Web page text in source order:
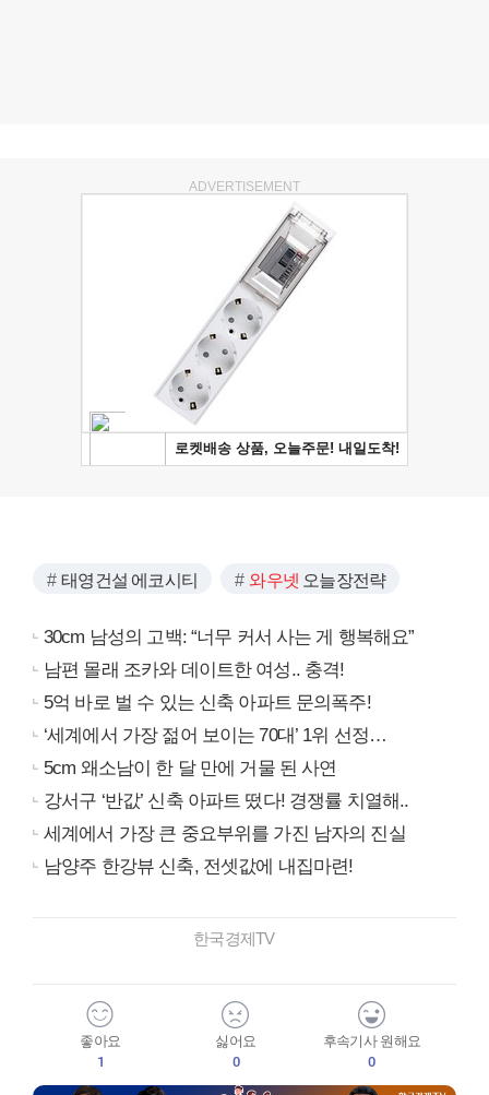
ADVERTISEMENT
태영건설 에코시티 와우넷 오늘장전략
30cm 남성의 고백: “너무 커서 사는 게 행복해요”
남편 몰래 조카와 데이트한 여성.. 충격!
5억 바로 벌 수 있는 신축 아파트 문의폭주!
‘세계에서 가장 젊어 보이는 70대’ 1위 선정…
5cm 왜소남이 한 달 만에 거물 된 사연
강서구 ‘반값’ 신축 아파트 떴다! 경쟁률 치열해..
세계에서 가장 큰 중요부위를 가진 남자의 진실
남양주 한강뷰 신축, 전셋값에 내집마련!
한국경제TV
좋아요
1
싫어요
0
후속기사 원해요
0